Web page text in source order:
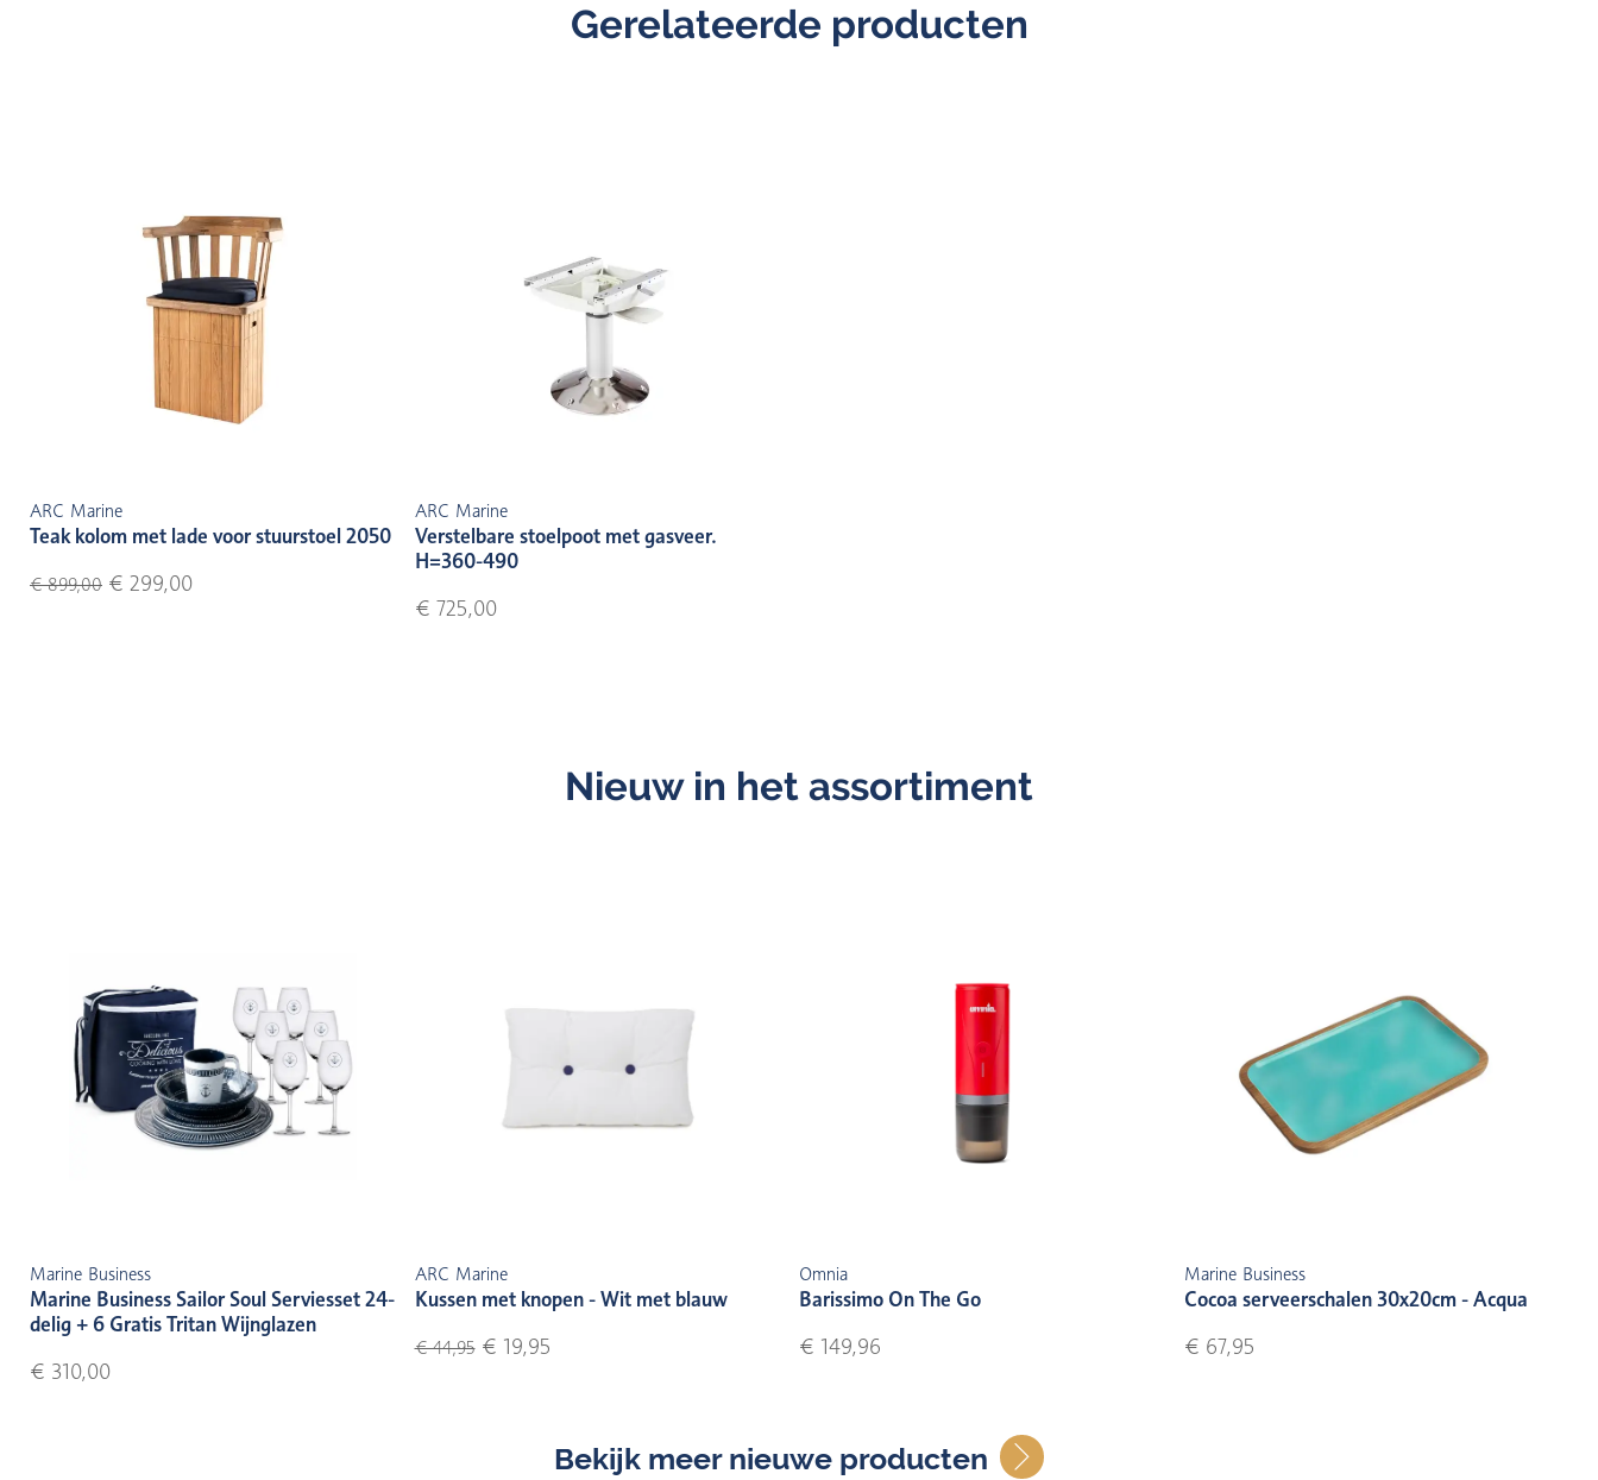
Gerelateerde producten
ARC Marine
Teak kolom met lade voor stuurstoel 2050
€ 899,00 € 299,00
ARC Marine
Verstelbare stoelpoot met gasveer.
H=360-490
€ 725,00
Nieuw in het assortiment
Marine Business
Marine Business Sailor Soul Serviesset 24-
delig + 6 Gratis Tritan Wijnglazen
€ 310,00
ARC Marine
Kussen met knopen - Wit met blauw
€ 44,95€ 19,95
Omnia
Barissimo On The Go
€ 149,96
Marine Business
Cocoa serveerschalen 30x20cm - Acqua
€ 67,95
Bekijk meer nieuwe producten